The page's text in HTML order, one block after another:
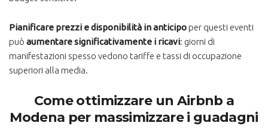
Pianificare prezzi e disponibilità in anticipoper questi eventi
può aumentare significativamente i ricavi: giorni di
manifestazioni spesso vedono tariffe e tassi di occupazione
superiori alla media.
Come ottimizzare un Airbnb a
Modena per massimizzare i guadagni